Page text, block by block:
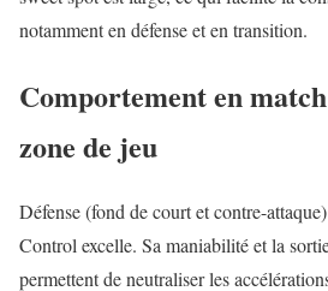
notamment en défense et en transition.
Comportement en
zone de jeu
Défense (fond de court et contre-
Control excelle. Sa maniabilité et la
permettent de neutraliser les